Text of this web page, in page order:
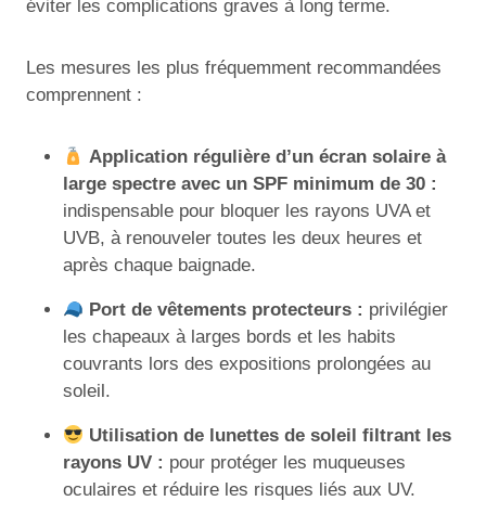
éviter les complications graves à long terme.
Les mesures les plus fréquemment recommandées
comprennent :
Application régulière d’un écran solaire à
large spectre avec un SPF minimum de 30 :
indispensable pour bloquer les rayons UVA et
UVB, à renouveler toutes les deux heures et
après chaque baignade.
Port de vêtements protecteurs : privilégier
les chapeaux à larges bords et les habits
couvrants lors des expositions prolongées au
soleil.
Utilisation de lunettes de soleil filtrant les
rayons UV : pour protéger les muqueuses
oculaires et réduire les risques liés aux UV.